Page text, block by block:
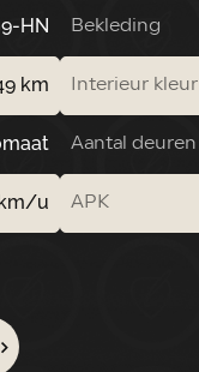
HN Bekleding
km Interieur kleur
Aantal deuren
u APK